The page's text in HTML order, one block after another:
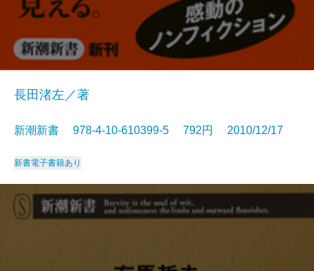
長田渚左／著
新潮新書 978-4-10-610399-5 792円 2010/12/17
新書電子書籍あり